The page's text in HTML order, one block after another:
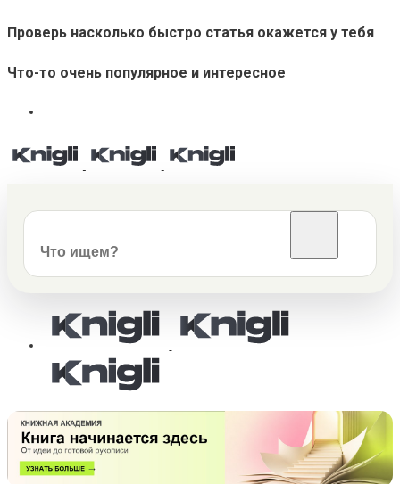
Проверь насколько быстро статья окажется у тебя
Что-то очень популярное и интересное